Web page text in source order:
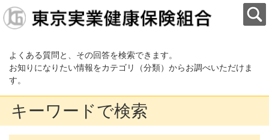
よくある質問と、その回答を検索できます。
お知りになりたい情報をカテゴリ（分類）からお調べいただけま
す。
キーワードで検索